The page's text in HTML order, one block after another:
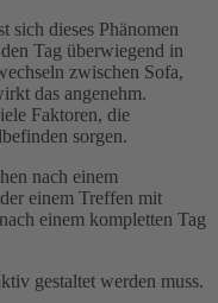
sich dieses Phänomen
Tag überwiegend in
zwischen Sofa,
das angenehm.
Faktoren, die
sorgen.
nach einem
einem Treffen mit
einem kompletten Tag
gestaltet werden muss.